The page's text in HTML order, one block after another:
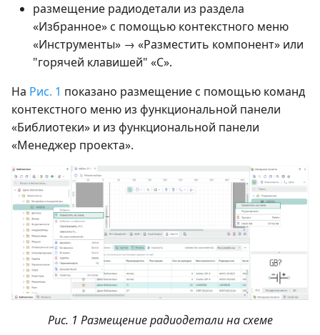
размещение радиодетали из раздела
«Избранное» с помощью контекстного меню
«Инструменты» → «Разместить компонент» или
"горячей клавишей" «С».
На Рис. 1 показано размещение c помощью команд
контекстного меню из функциональной панели
«Библиотеки» и из функциональной панели
«Менеджер проекта».
Рис. 1 Размещение радиодетали на схеме